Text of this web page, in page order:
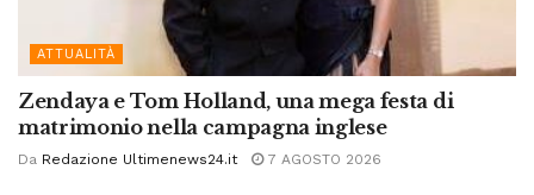
ATTUALITÀ
Zendaya e Tom Holland, una mega festa di
matrimonio nella campagna inglese
Da Redazione Ultimenews24.it 7 AGOSTO 2026